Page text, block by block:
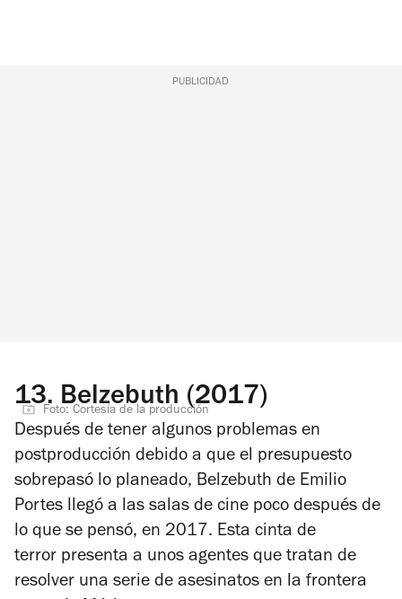
PUBLICIDAD
13.Belzebuth (2017)
Foto: Cortesía de la producción
Después de tener algunos problemas en
postproducción debido a que el presupuesto
sobrepasó lo planeado, Belzebuth de Emilio
Portes llegó a las salas de cine poco después de
lo que se pensó, en 2017. Esta cinta de
terror presenta a unos agentes que tratan de
resolver una serie de asesinatos en la frontera